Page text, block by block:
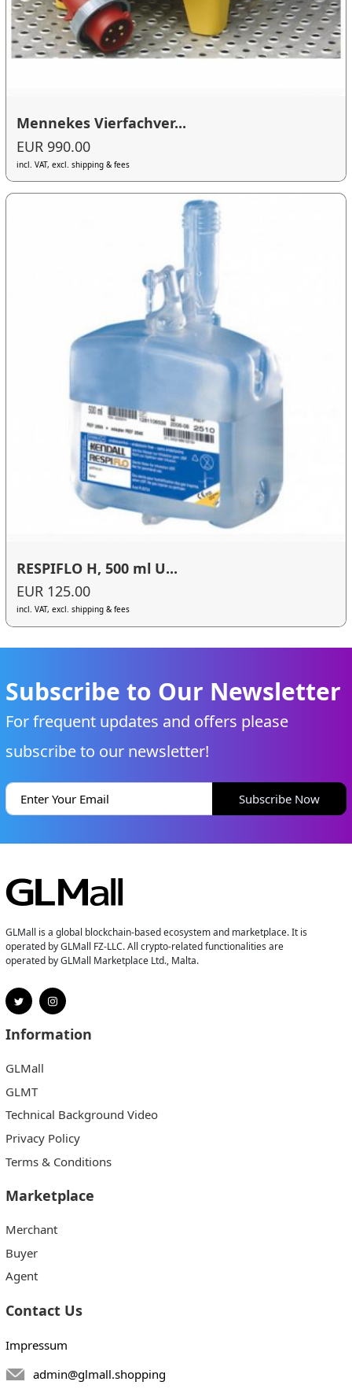
Mennekes Vierfachver...
EUR 990.00
incl. VAT, excl. shipping & fees
RESPIFLO H, 500 ml U...
EUR 125.00
incl. VAT, excl. shipping & fees
Subscribe to Our Newsletter
For frequent updates and offers please
subscribe to our newsletter!
Subscribe Now
GLMall is a global blockchain-based ecosystem and marketplace. It is
operated by GLMall FZ-LLC. All crypto-related functionalities are
operated by GLMall Marketplace Ltd., Malta.
Information
GLMall
GLMT
Technical Background Video
Privacy Policy
Terms & Conditions
Marketplace
Merchant
Buyer
Agent
Contact Us
Impressum
admin@glmall.shopping